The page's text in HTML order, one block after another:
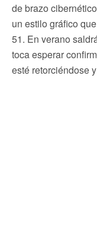
de brazo
un estilo gráfico
51. En verano
toca esperar
esté retorciéndose